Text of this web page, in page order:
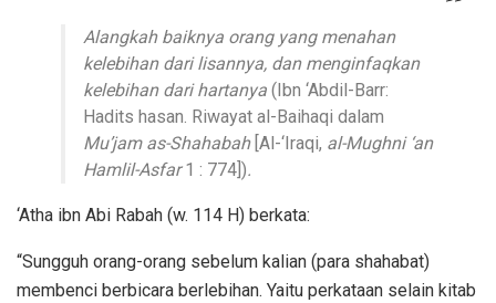
Alangkah baiknya orang yang menahan
kelebihan dari lisannya, dan menginfaqkan
kelebihan dari hartanya (Ibn ‘Abdil-Barr:
Hadits hasan. Riwayat al-Baihaqi dalam
Mu’jam as-Shahabah[Al-‘Iraqi, al-Mughni ‘an
Hamlil-Asfar1 : 774]).
‘Atha ibn Abi Rabah (w. 114 H) berkata:
“Sungguh orang-orang sebelum kalian (para shahabat)
membenci berbicara berlebihan. Yaitu perkataan selain kitab